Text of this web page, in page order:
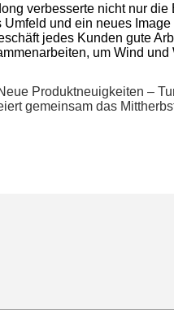
verbesserte nicht nur
und ein neues
jedes Kunden gute
um Wind
Produktneuigkeiten –
gemeinsam das